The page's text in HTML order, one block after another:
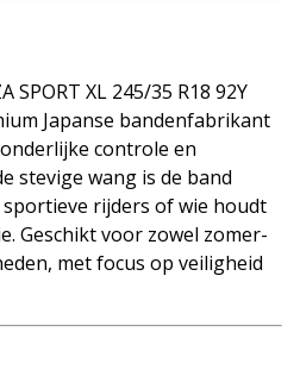
SPORT XL 245/35 R18 92Y
Japanse bandenfabrikant
controle en
stevige wang is de band
rijders of wie houdt
Geschikt voor zowel zomer-
met focus op veiligheid